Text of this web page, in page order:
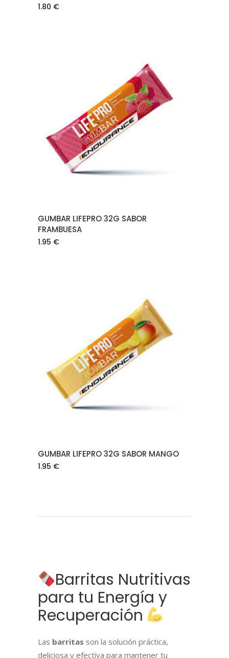
1.80 €
AÑADIR AL CARRITO
GUMBAR LIFEPRO 32G SABOR
FRAMBUESA
1.95 €
AÑADIR AL CARRITO
GUMBAR LIFEPRO 32G SABOR MANGO
1.95 €
Barritas Nutritivas
para tu Energía y
Recuperación
Las barritas son la solución práctica,
deliciosa y efectiva para mantener tu